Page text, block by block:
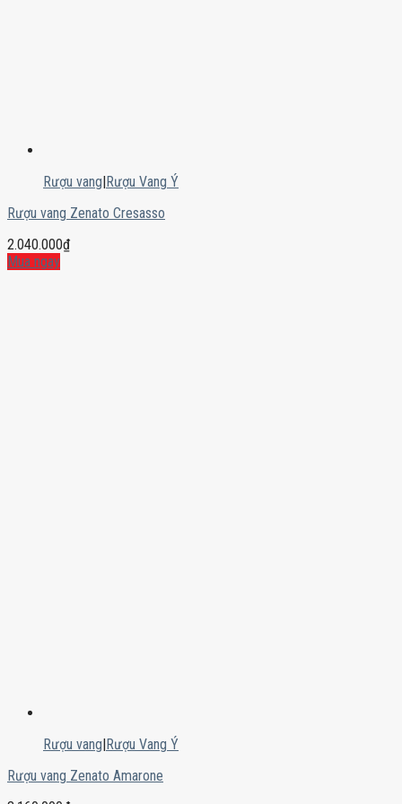
Rượu vang|Rượu Vang Ý
Rượu vang Zenato Cresasso
2.040.000₫
Mua ngay
Rượu vang|Rượu Vang Ý
Rượu vang Zenato Amarone